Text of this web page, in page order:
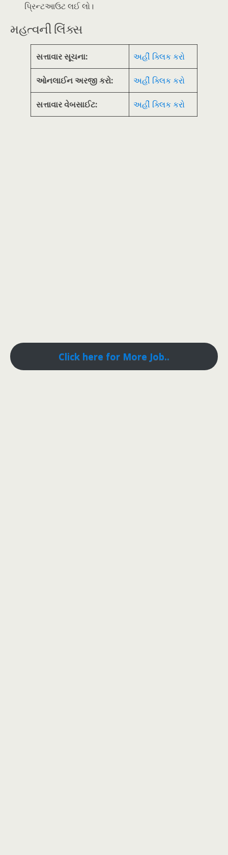
પ્રિન્ટઆઉટ લઈ લો।
મહત્વની લિંક્સ
સત્તાવાર સૂચના: અહીં ક્લિક કરો
ઓનલાઈન અરજી કરો: અહીં ક્લિક કરો
સત્તાવાર વેબસાઈટ: અહીં ક્લિક કરો
Click here for More Job..